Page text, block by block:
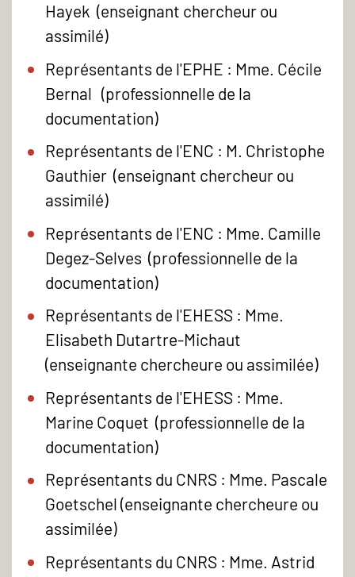
Hayek (enseignant chercheur ou
assimilé)
Représentants de l'EPHE : Mme. Cécile
Bernal (professionnelle de la
documentation)
Représentants de l'ENC : M. Christophe
Gauthier (enseignant chercheur ou
assimilé)
Représentants de l'ENC : Mme. Camille
Degez-Selves (professionnelle de la
documentation)
Représentants de l'EHESS : Mme.
Elisabeth Dutartre-Michaut
(enseignante chercheure ou assimilée)
Représentants de l'EHESS : Mme.
Marine Coquet (professionnelle de la
documentation)
Représentants du CNRS : Mme. Pascale
Goetschel (enseignante chercheure ou
assimilée)
Représentants du CNRS : Mme. Astrid